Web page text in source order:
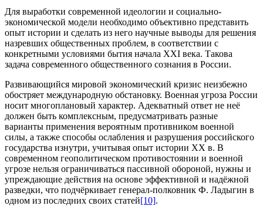
Для выработки современной идеологии и социально-
экономической модели необходимо объективно представить
опыт истории и сделать из него научные выводы для решения
назревших общественных проблем, в соответствии с
конкретными условиями бытия начала XXI века. Такова
задача современного общественного сознания в России.
Развивающийся мировой экономический кризис неизбежно
обостряет международную обстановку. Военная угроза России
носит многоплановый характер. Адекватный ответ не неё
должен быть комплексным, предусматривать разные
варианты применения вероятным противником военной
силы, а также способы ослабления и разрушения российского
государства изнутри, учитывая опыт истории XX в. В
современном геополитическом противостоянии и военной
угрозе нельзя ограничиваться пассивной обороной, нужны и
упреждающие действия на основе эффективной и надёжной
разведки, что подчёркивает генерал-полковник Ф. Ладыгин в
одном из последних своих статей[10].